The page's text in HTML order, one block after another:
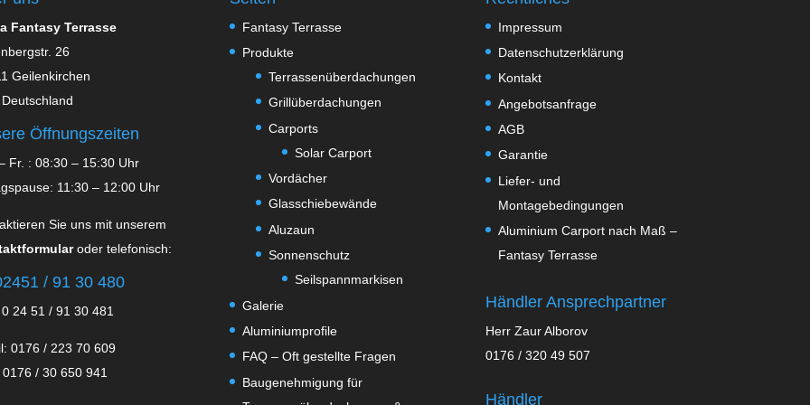
Fantasy Terrasse
26
Geilenkirchen
Öffnungszeiten
Fr. : 08:30 – 15:30 Uhr
11:30 – 12:00 Uhr
Sie uns mit unserem
oder telefonisch:
/ 91 30 480
24 51 / 91 30 481
0176 / 223 70 609
/ 30 650 941
Fantasy Terrasse
Produkte
Terrassenüberdachungen
Grillüberdachungen
Carports
Solar Carport
Vordächer
Glasschiebewände
Aluzaun
Sonnenschutz
Seilspannmarkisen
Galerie
Aluminiumprofile
FAQ – Oft gestellte Fragen
Baugenehmigung für
Impressum
Datenschutzerklärung
Kontakt
Angebotsanfrage
AGB
Garantie
Liefer- und
Montagebedingungen
Aluminium Carport nach Maß –
Fantasy Terrasse
Händler Ansprechpartner
Herr Zaur Alborov
0176 / 320 49 507
Händler